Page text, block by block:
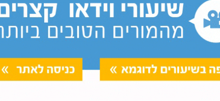
כיתות י'-י"ב
פסיכומטרי מימד
אמיר/ם